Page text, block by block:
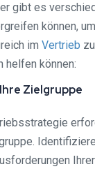
gibt es
können,
im Vertrieb
helfen können:
Zielgruppe